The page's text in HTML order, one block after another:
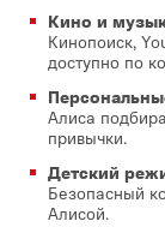
Кино и
Кинопоиск,
доступно по
Алиса
привычки.
Детский
Безопасный
Алисой.